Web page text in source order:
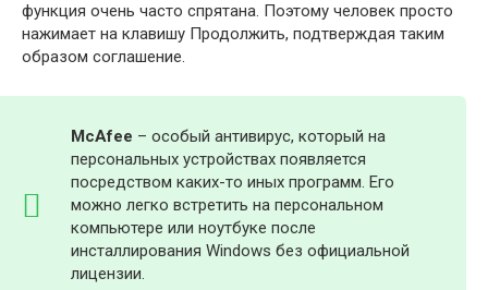
функция очень часто спрятана. Поэтому человек просто
нажимает на клавишу Продолжить, подтверждая таким
образом соглашение.
McAfee – особый антивирус, который на
персональных устройствах появляется
посредством каких-то иных программ. Его
можно легко встретить на персональном
компьютере или ноутбуке после
инсталлирования Windows без официальной
лицензии.